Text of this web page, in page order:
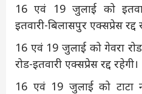
16 एवं 19 जुलाई को
इतवारी-बिलासपुर एक्सप्रेस रद्द
16 एवं 19 जुलाई को गेवरा
रोड-इतवारी एक्सप्रेस रद्द रहेगी।
16 एवं 19 जुलाई को टाटा